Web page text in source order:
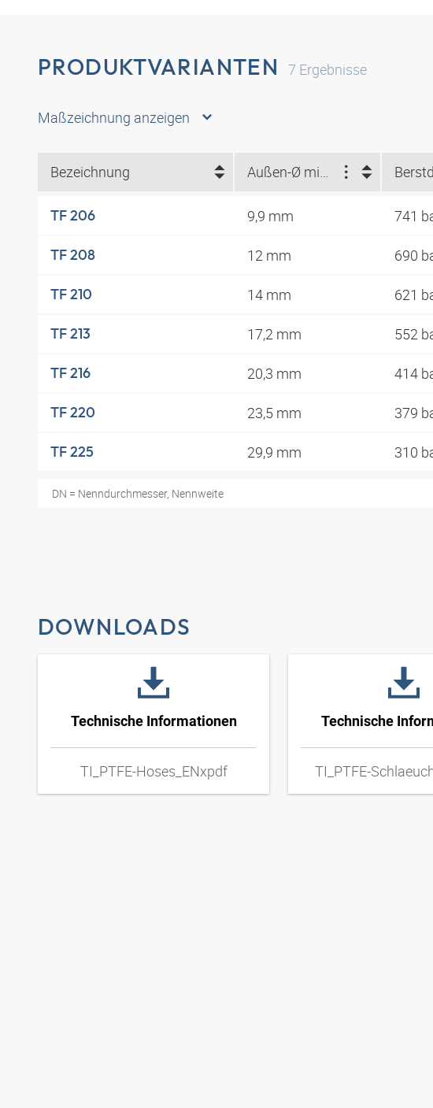
PRODUKTVARIANTEN 7 Ergebnisse
Maßzeichnung anzeigen
Bezeichnung Außen-Ø min. (mm)
TF 206 9,9 mm 741
TF 208 12 mm 690
TF 210 14 mm 621
TF 213 17,2 mm 552
TF 216 20,3 mm 414
TF 220 23,5 mm 379
TF 225 29,9 mm 310
DN = Nenndurchmesser, Nennweite
DOWNLOADS
Technische Informationen
TI_PTFE-Hoses_ENxpdf
Technische
TI_PTFE-